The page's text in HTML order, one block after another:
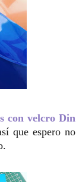
con velcro Din
que espero no